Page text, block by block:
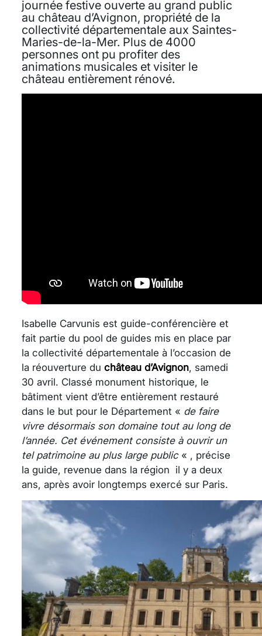
journée festive ouverte au grand public
au château d’Avignon, propriété de la
collectivité départementale aux Saintes-
Maries-de-la-Mer. Plus de 4000
personnes ont pu profiter des
animations musicales et visiter le
château entièrement rénové.
Isabelle Carvunis est guide-conférencière et
fait partie du pool de guides mis en place par
la collectivité départementale à l’occasion de
la réouverture du château d’Avignon, samedi
30 avril. Classé monument historique, le
bâtiment vient d’être entièrement restauré
dans le but pour le Département « de faire
vivre désormais son domaine tout au long de
l’année. Cet événement consiste à ouvrir un
tel patrimoine au plus large public« , précise
la guide, revenue dans la région il y a deux
ans, après avoir longtemps exercé sur Paris.